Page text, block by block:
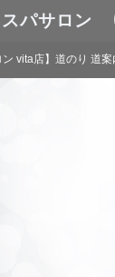
パサロン
ン vita店】道のり 道案